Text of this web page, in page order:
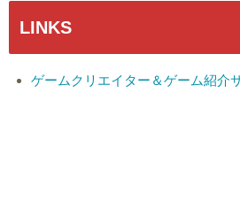
LINKS
ゲームクリエイター＆ゲーム紹介